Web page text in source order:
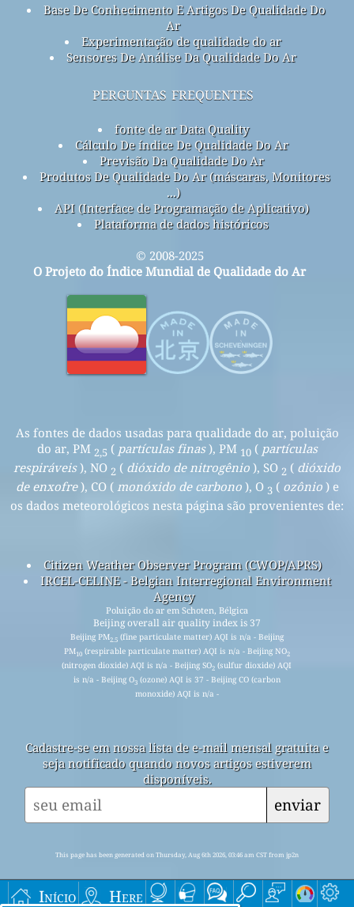
Início Here
Base De Conhecimento E Artigos De Qualidade Do
Ar
Experimentação de qualidade do ar
Sensores De Análise Da Qualidade Do Ar
perguntas frequentes
fonte de ar Data Quality
Cálculo De índice De Qualidade Do Ar
Previsão Da Qualidade Do Ar
Produtos De Qualidade Do Ar (máscaras, Monitores
...)
API (Interface de Programação de Aplicativo)
Plataforma de dados históricos
© 2008-2025
O Projeto do Índice Mundial de Qualidade do Ar
As fontes de dados usadas para qualidade do ar, poluição
do ar, PM 2,5 ( partículas finas), PM 10( partículas
respiráveis), NO 2 ( dióxido de nitrogênio ), SO 2 ( dióxido
de enxofre), CO ( monóxido de carbono), O 3 ( ozônio) e
os dados meteorológicos nesta página são provenientes de:
Citizen Weather Observer Program (CWOP/APRS)
IRCEL-CELINE - Belgian Interregional Environment
Agency
Poluição do ar em Schoten, Bélgica
Beijing overall air quality index is 37
Beijing PM2.5(fine particulate matter) AQI is n/a - Beijing
PM10(respirable particulate matter) AQI is n/a - Beijing NO2
(nitrogen dioxide) AQI is n/a - Beijing SO2 (sulfur dioxide) AQI
is n/a - Beijing O3(ozone) AQI is 37 - Beijing CO (carbon
monoxide) AQI is n/a -
Cadastre-se em nossa lista de e-mail mensal gratuita e
seja notificado quando novos artigos estiverem
disponíveis.
enviar
This page has been generated on Thursday, Aug 6th 2026, 03:46 am CST from jp2n